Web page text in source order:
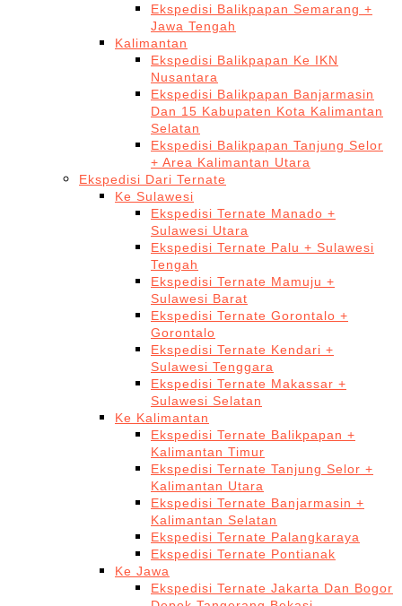
Ekspedisi Balikpapan Semarang +
Jawa Tengah
Kalimantan
Ekspedisi Balikpapan Ke IKN
Nusantara
Ekspedisi Balikpapan Banjarmasin
Dan 15 Kabupaten Kota Kalimantan
Selatan
Ekspedisi Balikpapan Tanjung Selor
+ Area Kalimantan Utara
Ekspedisi Dari Ternate
Ke Sulawesi
Ekspedisi Ternate Manado +
Sulawesi Utara
Ekspedisi Ternate Palu + Sulawesi
Tengah
Ekspedisi Ternate Mamuju +
Sulawesi Barat
Ekspedisi Ternate Gorontalo +
Gorontalo
Ekspedisi Ternate Kendari +
Sulawesi Tenggara
Ekspedisi Ternate Makassar +
Sulawesi Selatan
Ke Kalimantan
Ekspedisi Ternate Balikpapan +
Kalimantan Timur
Ekspedisi Ternate Tanjung Selor +
Kalimantan Utara
Ekspedisi Ternate Banjarmasin +
Kalimantan Selatan
Ekspedisi Ternate Palangkaraya
Ekspedisi Ternate Pontianak
Ke Jawa
Ekspedisi Ternate Jakarta Dan Bogor